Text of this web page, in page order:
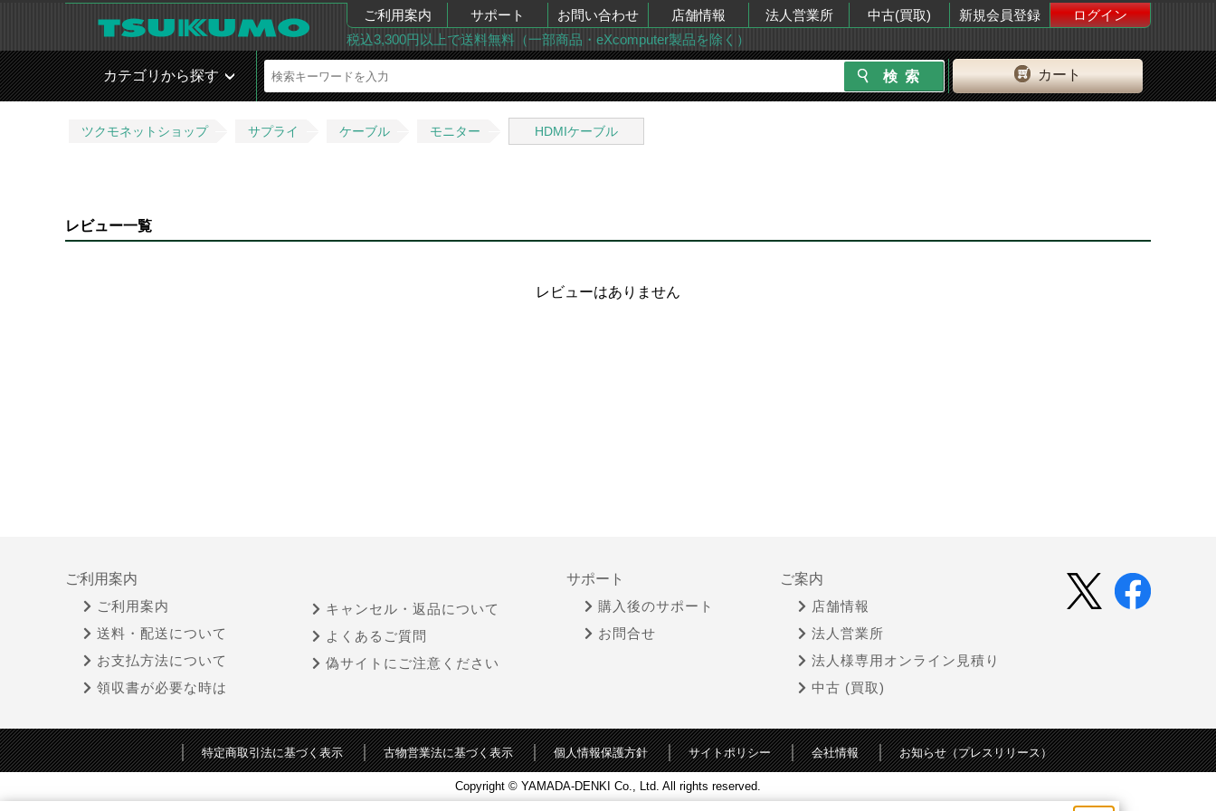
ご利用案内 サポート お問い合わせ 店舗情報 法人営業所 中古(買取) 新規会員登録
ログイン
税込3,300円以上で送料無料（一部商品・eXcomputer製品を除く）
カート
カテゴリから探す
ツクモネットショップ サプライ ケーブル モニター HDMIケーブル
レビュー一覧
レビューはありません
ご利用案内
ご利用案内
送料・配送について
お支払方法について
領収書が必要な時は
キャンセル・返品について
よくあるご質問
偽サイトにご注意ください
サポート
購入後のサポート
お問合せ
ご案内
店舗情報
法人営業所
法人様専用オンライン見積り
中古 (買取)
特定商取引法に基づく表示 古物営業法に基づく表示 個人情報保護方針 サイトポリシー 会社情報 お知らせ（プレスリリース）
Copyright © YAMADA-DENKI Co., Ltd. All rights reserved.